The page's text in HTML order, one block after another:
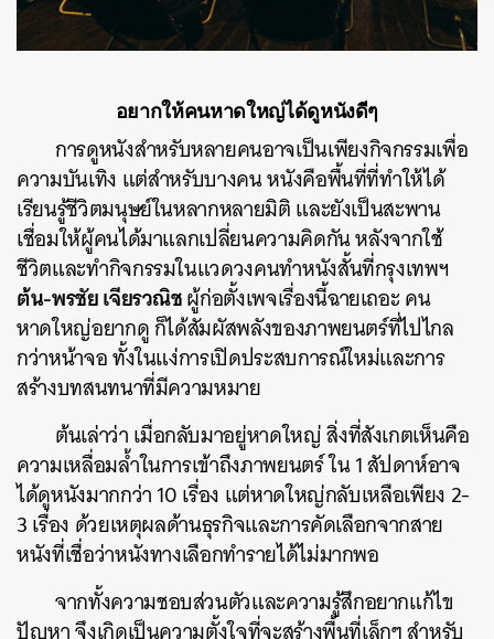
อยากให้คนหาดใหญ่ได้ดูหนังดีๆ
การดูหนังสำหรับหลายคนอาจเป็นเพียงกิจกรรมเพื่อ
ความบันเทิง แต่สำหรับบางคน หนังคือพื้นที่ที่ทำให้ได้
เรียนรู้ชีวิตมนุษย์ในหลากหลายมิติ และยังเป็นสะพาน
เชื่อมให้ผู้คนได้มาแลกเปลี่ยนความคิดกัน หลังจากใช้
ชีวิตและทำกิจกรรมในแวดวงคนทำหนังสั้นที่กรุงเทพฯ
ต้น-พรชัย เจียรวณิชผู้ก่อตั้งเพจเรื่องนี้ฉายเถอะ คน
หาดใหญ่อยากดู ก็ได้สัมผัสพลังของภาพยนตร์ที่ไปไกล
กว่าหน้าจอ ทั้งในแง่การเปิดประสบการณ์ใหม่และการ
สร้างบทสนทนาที่มีความหมาย
ต้นเล่าว่า เมื่อกลับมาอยู่หาดใหญ่ สิ่งที่สังเกตเห็นคือ
ความเหลื่อมล้ำในการเข้าถึงภาพยนตร์ ใน 1 สัปดาห์อาจ
ได้ดูหนังมากกว่า 10 เรื่อง แต่หาดใหญ่กลับเหลือเพียง 2-
3 เรื่อง ด้วยเหตุผลด้านธุรกิจและการคัดเลือกจากสาย
หนังที่เชื่อว่าหนังทางเลือกทำรายได้ไม่มากพอ
จากทั้งความชอบส่วนตัวและความรู้สึกอยากแก้ไข